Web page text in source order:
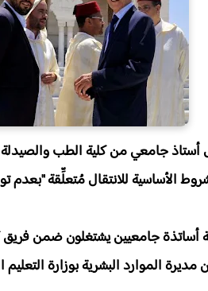
جامعي من كلية الطب والصيدلة
الأساسية للانتقال مُتعلِّقة "بعدم
أساتذة جامعيين يشتغلون ضمن فريق
مديرة الموارد البشرية بوزارة